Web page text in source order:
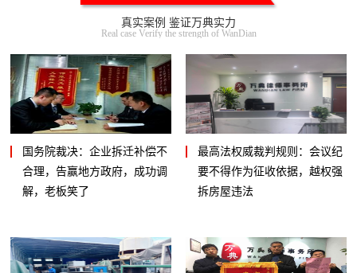
真实案例 鉴证万典实力
Real case Verify the strength of WanDian
国务院裁决：企业拆迁补偿不
合理，告赢地方政府，成功调
解，老板笑了
最高法权威裁判规则：会议纪
要不得作为征收依据，越权强
拆房屋违法